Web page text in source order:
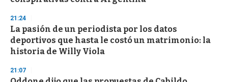
21:24
La pasión de un periodista por los datos
deportivos que hasta le costó un matrimonio: la
historia de Willy Viola
21:07